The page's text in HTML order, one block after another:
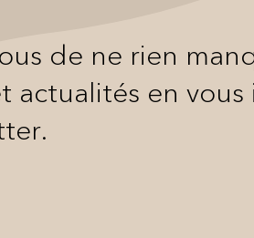
de ne rien
actualités en vous